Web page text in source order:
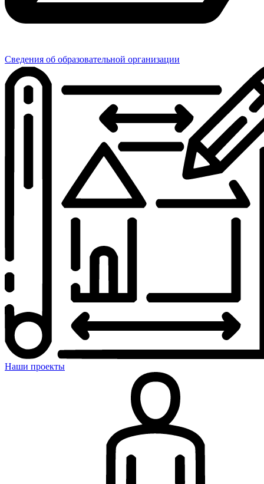
Сведения об образовательной организации
Наши проекты